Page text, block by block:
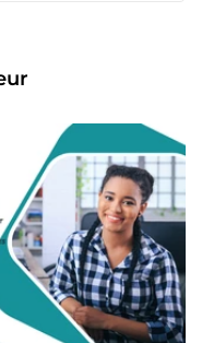
(LearnyBox,
édition et gestion
Pourquoi travailler
vérifiée Avec
et
projets digitaux,
passer de
✔ Polyvalence rare
un prestataire “une
support client,
ce qui vous
et de sérénité. ✔
Je suis